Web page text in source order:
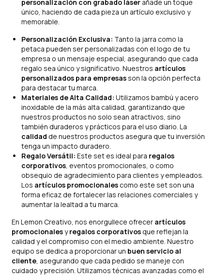
personalización con grabado láser añade un toque
único, haciendo de cada pieza un artículo exclusivo y
memorable.
Personalización Exclusiva: Tanto la jarra como la
petaca pueden ser personalizadas con el logo de tu
empresa o un mensaje especial, asegurando que cada
regalo sea único y significativo. Nuestros artículos
personalizados para empresasson la opción perfecta
para destacar tu marca.
Materiales de Alta Calidad: Utilizamos bambú y acero
inoxidable de la más alta calidad, garantizando que
nuestros productos no solo sean atractivos, sino
también duraderos y prácticos para el uso diario. La
calidad de nuestros productos asegura que tu inversión
tenga un impacto duradero.
Regalo Versátil: Este set es ideal para regalos
corporativos , eventos promocionales, o como
obsequio de agradecimiento para clientes y empleados.
Los artículos promocionalescomo este set son una
forma eficaz de fortalecer las relaciones comerciales y
aumentar la lealtad a tu marca.
En Lemon Creativo, nos enorgullece ofrecer artículos
promocionalesyregalos corporativos que reflejan la
calidad y el compromiso con el medio ambiente. Nuestro
equipo se dedica a proporcionar un buen servicio al
cliente , asegurando que cada pedido se maneje con
cuidado y precisión. Utilizamos técnicas avanzadas como el